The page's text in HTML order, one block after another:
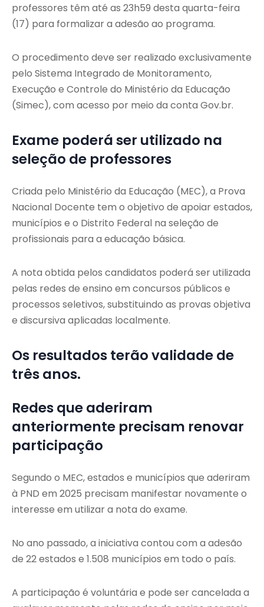
professores têm até as 23h59 desta quarta-feira
(17) para formalizar a adesão ao programa.
O procedimento deve ser realizado exclusivamente
pelo Sistema Integrado de Monitoramento,
Execução e Controle do Ministério da Educação
(Simec), com acesso por meio da conta Gov.br.
Exame poderá ser utilizado na
seleção de professores
Criada pelo Ministério da Educação (MEC), a Prova
Nacional Docente tem o objetivo de apoiar estados,
municípios e o Distrito Federal na seleção de
profissionais para a educação básica.
A nota obtida pelos candidatos poderá ser utilizada
pelas redes de ensino em concursos públicos e
processos seletivos, substituindo as provas objetiva
e discursiva aplicadas localmente.
Os resultados terão validade de
três anos.
Redes que aderiram
anteriormente precisam renovar
participação
Segundo o MEC, estados e municípios que aderiram
à PND em 2025 precisam manifestar novamente o
interesse em utilizar a nota do exame.
No ano passado, a iniciativa contou com a adesão
de 22 estados e 1.508 municípios em todo o país.
A participação é voluntária e pode ser cancelada a